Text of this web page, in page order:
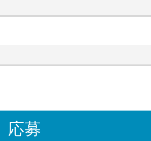
応募